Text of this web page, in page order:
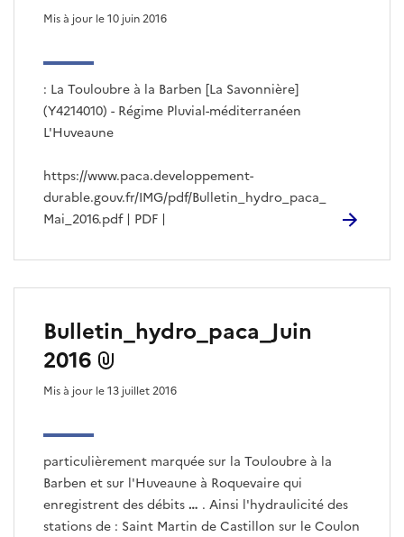
: La Touloubre à la Barben [La Savonnière]
(Y4214010) - Régime Pluvial-méditerranéen
L'Huveaune
Mis à jour le 10 juin 2016
https://www.paca.developpement-
durable.gouv.fr/IMG/pdf/Bulletin_hydro_paca_
Mai_2016.pdf | PDF |
Bulletin_hydro_paca_Juin
2016
particulièrement marquée sur la Touloubre à la
Barben et sur l'Huveaune à Roquevaire qui
enregistrent des débits… . Ainsi l'hydraulicité des
stations de : Saint Martin de Castillon sur le Coulon
Mis à jour le 13 juillet 2016